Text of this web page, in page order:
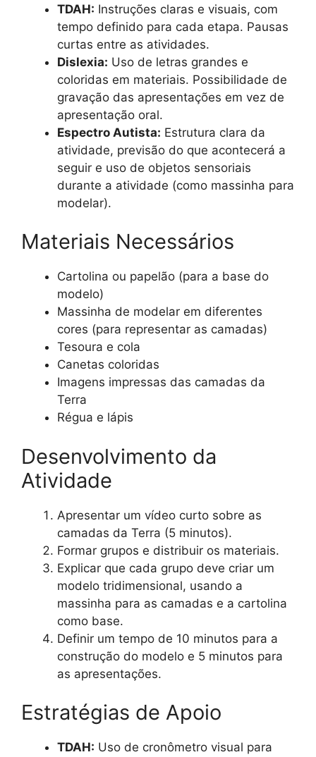
TDAH: Instruções claras e visuais, com
tempo definido para cada etapa. Pausas
curtas entre as atividades.
Dislexia: Uso de letras grandes e
coloridas em materiais. Possibilidade de
gravação das apresentações em vez de
apresentação oral.
Espectro Autista: Estrutura clara da
atividade, previsão do que acontecerá a
seguir e uso de objetos sensoriais
durante a atividade (como massinha para
modelar).
Materiais Necessários
Cartolina ou papelão (para a base do
modelo)
Massinha de modelar em diferentes
cores (para representar as camadas)
Tesoura e cola
Canetas coloridas
Imagens impressas das camadas da
Terra
Régua e lápis
Desenvolvimento da
Atividade
Apresentar um vídeo curto sobre as
camadas da Terra (5 minutos).
Formar grupos e distribuir os materiais.
Explicar que cada grupo deve criar um
modelo tridimensional, usando a
massinha para as camadas e a cartolina
como base.
Definir um tempo de 10 minutos para a
construção do modelo e 5 minutos para
as apresentações.
Estratégias de Apoio
TDAH: Uso de cronômetro visual para